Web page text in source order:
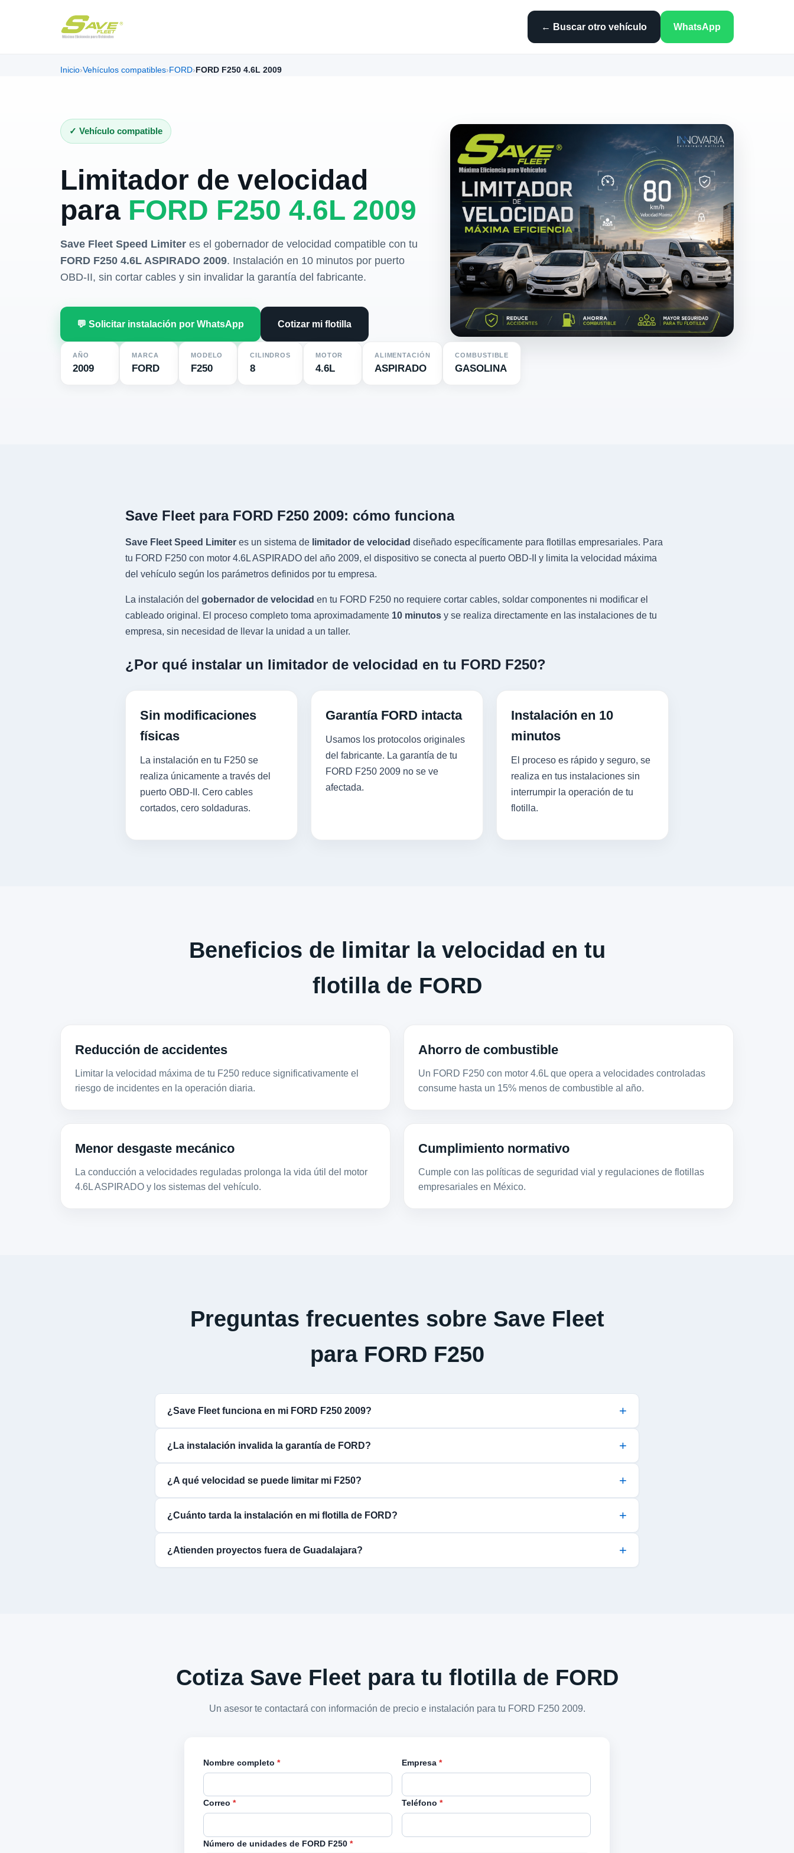
← Buscar otro vehículo WhatsApp
Inicio›Vehículos compatibles› FORD› FORD F250 4.6L 2009
✓ Vehículo compatible
Limitador de velocidad
para FORD F250 4.6L 2009
Save Fleet Speed Limiter es el gobernador de velocidad compatible con tu
FORD F250 4.6L ASPIRADO 2009. Instalación en 10 minutos por puerto
OBD-II, sin cortar cables y sin invalidar la garantía del fabricante.
💬 Solicitar instalación por WhatsApp Cotizar mi flotilla
AÑO
2009
MARCA
FORD
MODELO
F250
CILINDROS
8
MOTOR
4.6L
ALIMENTACIÓN
ASPIRADO
COMBUSTIBLE
GASOLINA
Save Fleet para FORD F250 2009: cómo funciona
Save Fleet Speed Limiter es un sistema de limitador de velocidad diseñado específicamente para flotillas empresariales. Para
tu FORD F250 con motor 4.6L ASPIRADO del año 2009, el dispositivo se conecta al puerto OBD-II y limita la velocidad máxima
del vehículo según los parámetros definidos por tu empresa.
La instalación del gobernador de velocidad en tu FORD F250 no requiere cortar cables, soldar componentes ni modificar el
cableado original. El proceso completo toma aproximadamente 10 minutos y se realiza directamente en las instalaciones de tu
empresa, sin necesidad de llevar la unidad a un taller.
¿Por qué instalar un limitador de velocidad en tu FORD F250?
Sin modificaciones
físicas
La instalación en tu F250 se
realiza únicamente a través del
puerto OBD-II. Cero cables
cortados, cero soldaduras.
Garantía FORD intacta
Usamos los protocolos originales
del fabricante. La garantía de tu
FORD F250 2009 no se ve
afectada.
Instalación en 10
minutos
El proceso es rápido y seguro, se
realiza en tus instalaciones sin
interrumpir la operación de tu
flotilla.
Beneficios de limitar la velocidad en tu
flotilla de FORD
Reducción de accidentes
Limitar la velocidad máxima de tu F250 reduce significativamente el
riesgo de incidentes en la operación diaria.
Ahorro de combustible
Un FORD F250 con motor 4.6L que opera a velocidades controladas
consume hasta un 15% menos de combustible al año.
Menor desgaste mecánico
La conducción a velocidades reguladas prolonga la vida útil del motor
4.6L ASPIRADO y los sistemas del vehículo.
Cumplimiento normativo
Cumple con las políticas de seguridad vial y regulaciones de flotillas
empresariales en México.
Preguntas frecuentes sobre Save Fleet
para FORD F250
¿Save Fleet funciona en mi FORD F250 2009?
¿La instalación invalida la garantía de FORD?
¿A qué velocidad se puede limitar mi F250?
¿Cuánto tarda la instalación en mi flotilla de FORD?
¿Atienden proyectos fuera de Guadalajara?
Cotiza Save Fleet para tu flotilla de FORD
Un asesor te contactará con información de precio e instalación para tu FORD F250 2009.
Nombre completo * Empresa *
Correo * Teléfono *
Número de unidades de FORD F250 *